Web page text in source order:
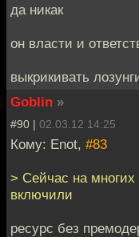
да никак
он власти и
выкрикивать
Goblin »
#90 | 02.03.12 14:25
Кому: Enot, #83
> Сейчас на
включили
ресурс без